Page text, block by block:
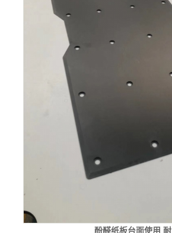
酚醛纸板台面使用 耐